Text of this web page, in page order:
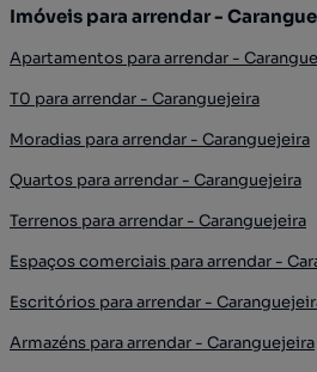
Imóveis para arrendar -
Apartamentos para arrendar -
T0 para arrendar - Caranguejeira
Moradias para arrendar - Caranguejeira
Quartos para arrendar - Caranguejeira
Terrenos para arrendar - Caranguejeira
Espaços comerciais para arrendar -
Escritórios para arrendar -
Armazéns para arrendar - Caranguejeira